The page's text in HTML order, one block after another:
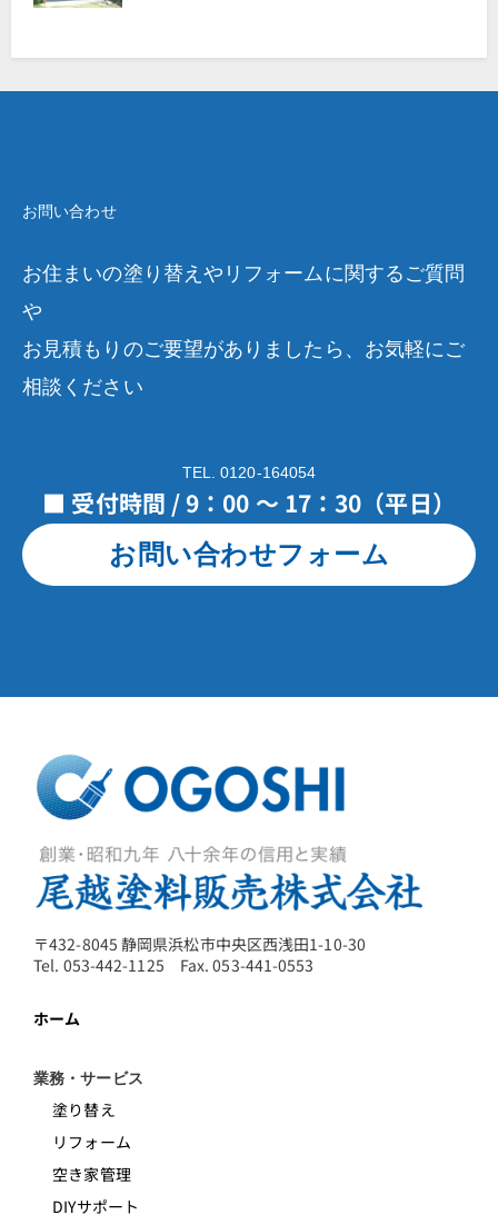
お問い合わせ
お住まいの塗り替えやリフォームに関するご質問
や
お見積もりのご要望がありましたら、お気軽にご
相談ください
TEL. 0120-164054
■ 受付時間 / 9：00 ～ 17：30（平日）
お問い合わせフォーム
〒432-8045 静岡県浜松市中央区西浅田1-10-30
Tel. 053-442-1125 Fax. 053-441-0553
ホーム
業務・サービス
塗り替え
リフォーム
空き家管理
DIYサポート